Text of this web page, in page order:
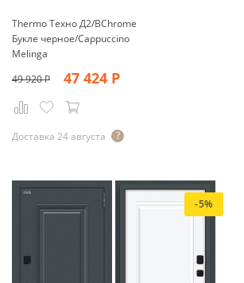
Thermo Техно Д2/BChrome
Букле черное/Cappuccino
Melinga
49 920Р 47 424 Р
Доставка 24 августа
-5%